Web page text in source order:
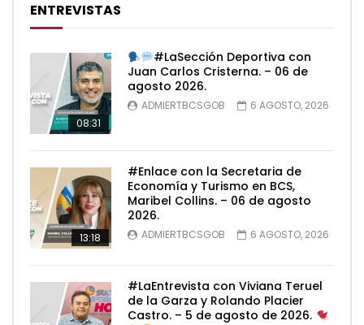
ENTREVISTAS
08:31
#LaSección Deportiva con
Juan Carlos Cristerna. – 06 de
agosto 2026.
ADMIERTBCSGOB 6 AGOSTO, 2026
13:18
#Enlace con la Secretaria de
Economía y Turismo en BCS,
Maribel Collins. – 06 de agosto
2026.
ADMIERTBCSGOB 6 AGOSTO, 2026
#LaEntrevista con Viviana Teruel
de la Garza y Rolando Placier
Castro. – 5 de agosto de 2026.